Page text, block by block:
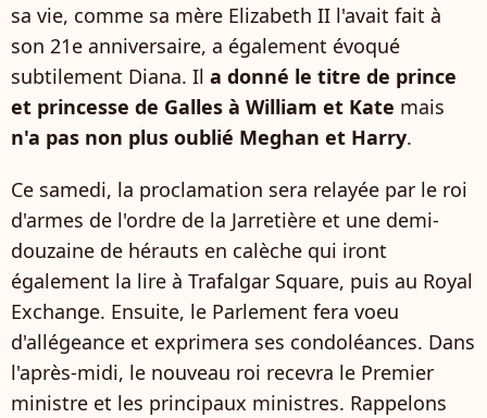
sa vie, comme sa mère Elizabeth II l'avait fait à
son 21e anniversaire, a également évoqué
subtilement Diana. Il a donné le titre de prince
et princesse de Galles à William et Kate mais
n'a pas non plus oublié Meghan et Harry.
Ce samedi, la proclamation sera relayée par le roi
d'armes de l'ordre de la Jarretière et une demi-
douzaine de hérauts en calèche qui iront
également la lire à Trafalgar Square, puis au Royal
Exchange. Ensuite, le Parlement fera voeu
d'allégeance et exprimera ses condoléances. Dans
l'après-midi, le nouveau roi recevra le Premier
ministre et les principaux ministres. Rappelons